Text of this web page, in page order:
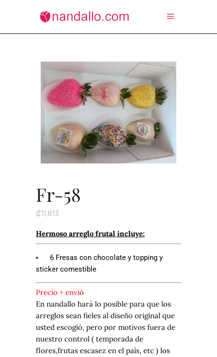
Fr-58
₡11,813
Hermoso arreglo frutal incluye:
6 Fresas con chocolate y topping y
sticker comestible
Precio + envió
En nandallo hará lo posible para que los
arreglos sean fieles al diseño original que
usted escogió, pero por motivos fuera de
nuestro control ( temporada de
flores,frutas escasez en el país, etc ) los